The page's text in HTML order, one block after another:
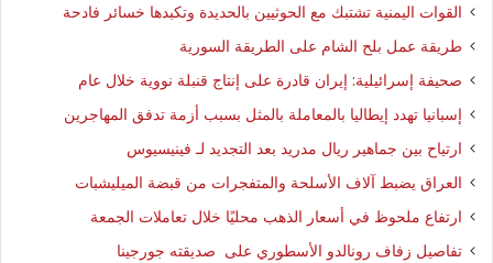
القوات اليمنية تشتبك مع الحوثيين بالحديدة وتكبدها خسائر فادحة
طريقة عمل بلح الشام على الطريقة السورية
صحيفة إسرائيلية: إيران قادرة على إنتاج قنبلة نووية خلال عام
إسبانيا تهدد إيطاليا بالمعاملة بالمثل بسبب أزمة تدفق المهاجرين
ارتياح بين جماهير ريال مدريد بعد التجديد لـ فينيسيوس
العراق يضبط آلاف الأسلحة والمتفجرات من قبضة الميليشبات
ارتفاع ملحوظ في أسعار الذهب محليًا خلال تعاملات الجمعة
تفاصيل زفاف رونالدو الأسطوري على صديقته جورجينا